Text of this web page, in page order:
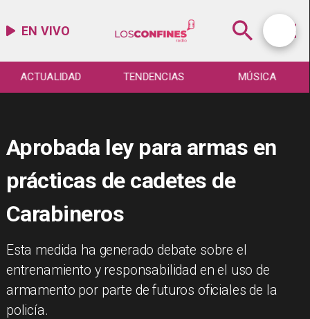
EN VIVO
ACTUALIDAD TENDENCIAS MÚSICA
Aprobada ley para armas en
prácticas de cadetes de
Carabineros
​Esta medida ha generado debate sobre el
entrenamiento y responsabilidad en el uso de
armamento por parte de futuros oficiales de la
policía.